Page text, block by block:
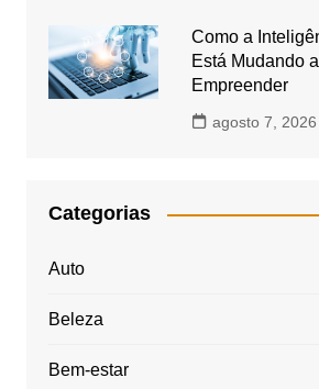
Como a
Está Mudando
Empreender
agosto 7, 2026
Categorias
Auto
Beleza
Bem-estar